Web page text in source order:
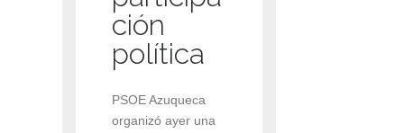
ción
política
PSOE Azuqueca
organizó ayer una